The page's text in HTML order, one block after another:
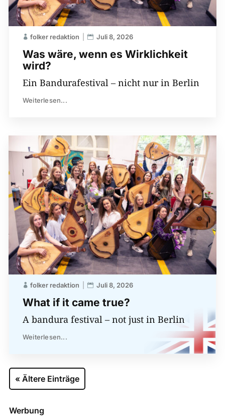
Was wäre, wenn es Wirklichkeit
wird?
folker redaktion Juli 8, 2026
Ein Bandurafestival – nicht nur in Berlin
Weiterlesen...
What if it came true?
folker redaktion Juli 8, 2026
A bandura festival – not just in Berlin
Weiterlesen...
« Ältere Einträge
Werbung